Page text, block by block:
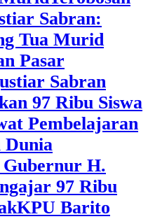
Sabran:
Tua Murid
Pasar
Sabran
97 Ribu Siswa
Pembelajaran
Dunia
H.
97 Ribu
KPU Barito